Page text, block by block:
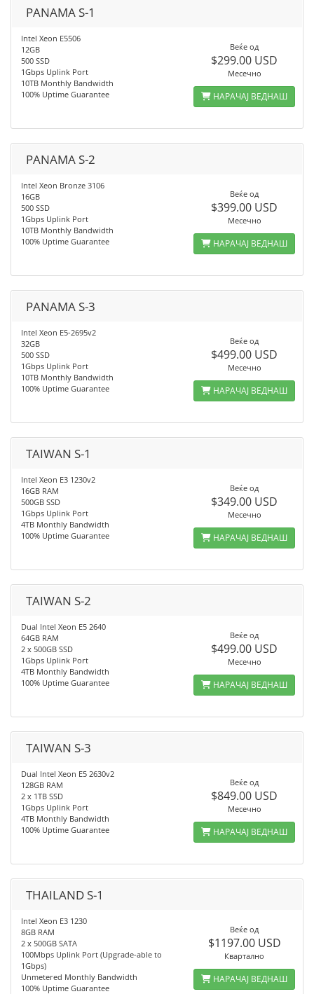
PANAMA S-1
Intel Xeon E5506
12GB
500 SSD
1Gbps Uplink Port
10TB Monthly Bandwidth
100% Uptime Guarantee
Веќе од
$299.00 USD
Месечно
НАРАЧАЈ ВЕДНАШ
PANAMA S-2
Intel Xeon Bronze 3106
16GB
500 SSD
1Gbps Uplink Port
10TB Monthly Bandwidth
100% Uptime Guarantee
Веќе од
$399.00 USD
Месечно
НАРАЧАЈ ВЕДНАШ
PANAMA S-3
Intel Xeon E5-2695v2
32GB
500 SSD
1Gbps Uplink Port
10TB Monthly Bandwidth
100% Uptime Guarantee
Веќе од
$499.00 USD
Месечно
НАРАЧАЈ ВЕДНАШ
TAIWAN S-1
Intel Xeon E3 1230v2
16GB RAM
500GB SSD
1Gbps Uplink Port
4TB Monthly Bandwidth
100% Uptime Guarantee
Веќе од
$349.00 USD
Месечно
НАРАЧАЈ ВЕДНАШ
TAIWAN S-2
Dual Intel Xeon E5 2640
64GB RAM
2 x 500GB SSD
1Gbps Uplink Port
4TB Monthly Bandwidth
100% Uptime Guarantee
Веќе од
$499.00 USD
Месечно
НАРАЧАЈ ВЕДНАШ
TAIWAN S-3
Dual Intel Xeon E5 2630v2
128GB RAM
2 x 1TB SSD
1Gbps Uplink Port
4TB Monthly Bandwidth
100% Uptime Guarantee
Веќе од
$849.00 USD
Месечно
НАРАЧАЈ ВЕДНАШ
THAILAND S-1
Intel Xeon E3 1230
8GB RAM
2 x 500GB SATA
100Mbps Uplink Port (Upgrade-able to
1Gbps)
Unmetered Monthly Bandwidth
100% Uptime Guarantee
Веќе од
$1197.00 USD
Квартално
НАРАЧАЈ ВЕДНАШ